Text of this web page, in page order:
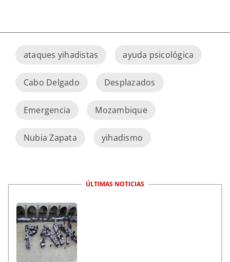
ataques yihadistas ayuda psicológica
Cabo Delgado Desplazados
Emergencia Mozambique
Nubia Zapata yihadismo
ÚLTIMAS NOTICIAS